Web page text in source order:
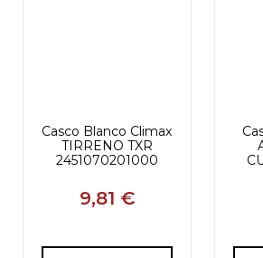
Casco Blanco Climax
TIRRENO TXR
2451070201000
9,81 €